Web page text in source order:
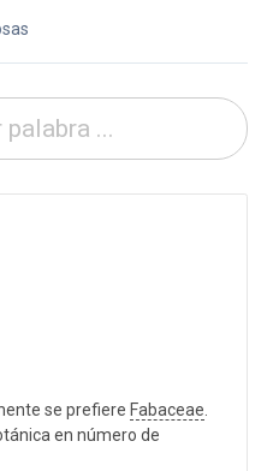
se prefiere Fabaceae
en número de